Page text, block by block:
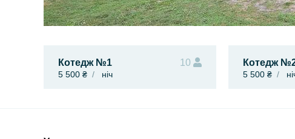
Котедж №1 10
5 500 ₴ ніч
Котедж
5 500 ₴